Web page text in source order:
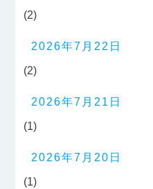
(2)
2026年7月22日
(2)
2026年7月21日
(1)
2026年7月20日
(1)